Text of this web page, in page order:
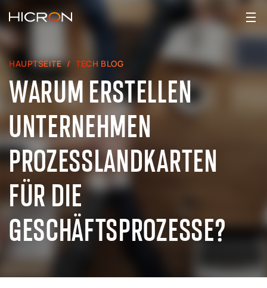
HAUPTSEITE TECH BLOG
WARUM ERSTELLEN
UNTERNEHMEN
PROZESSLANDKARTEN
FÜR DIE
GESCHÄFTSPROZESSE?